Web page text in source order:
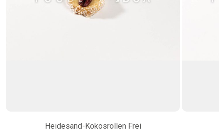
Heidesand-Kokosrollen Frei